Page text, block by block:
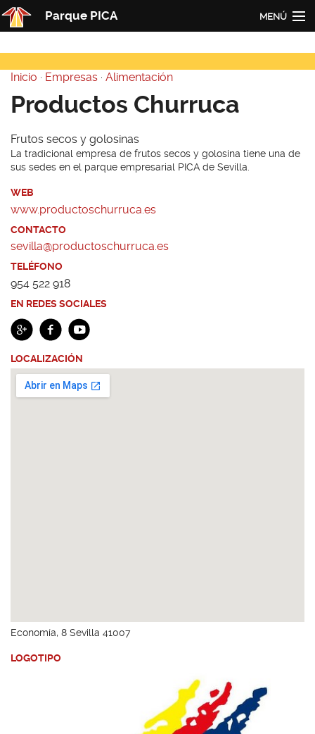
Pasar al contenido principal
Parque PICA MENÚ
PICA
Actualidad
Empresas
Contacto
Usted está aquí
Inicio · Empresas · Alimentación
Productos Churruca
Frutos secos y golosinas
La tradicional empresa de frutos secos y golosina tiene una de
sus sedes en el parque empresarial PICA de Sevilla.
WEB
www.productoschurruca.es
CONTACTO
sevilla@productoschurruca.es
TELÉFONO
954 522 918
EN REDES SOCIALES
LOCALIZACIÓN
Economía, 8 Sevilla 41007
LOGOTIPO